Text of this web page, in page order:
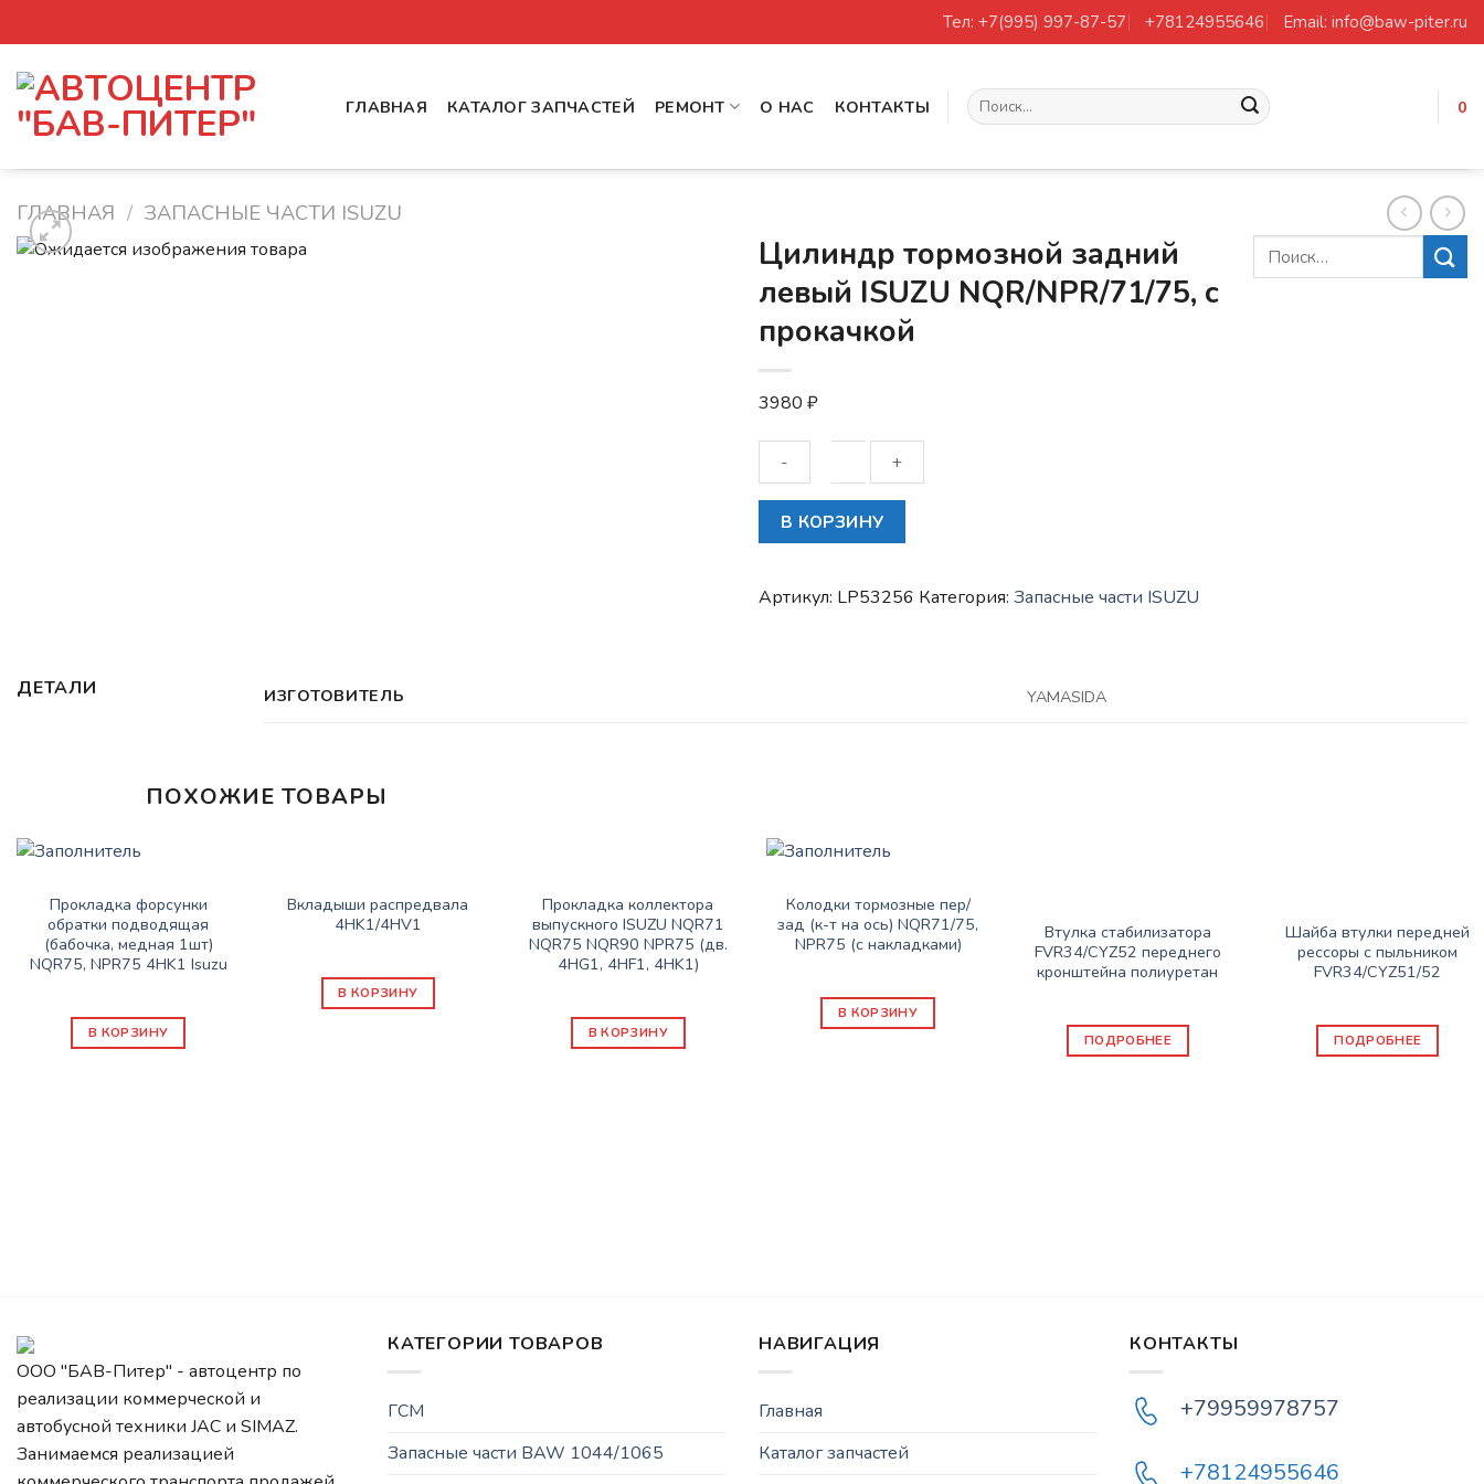
to
content
Тел: +7(995) 997-87-57 +78124955646 Email: info@baw-piter.ru
ГЛАВНАЯ КАТАЛОГ ЗАПЧАСТЕЙ РЕМОНТ О НАС КОНТАКТЫ Искать: 0
ГЛАВНАЯ / ЗАПАСНЫЕ ЧАСТИ ISUZU
Цилиндр тормозной задний
левый ISUZU NQR/NPR/71/75, с
прокачкой
3980 ₽
Количество
тормозной
задний
В КОРЗИНУ
Артикул: LP53256 Категория: Запасные части ISUZU
ДЕТАЛИ ИЗГОТОВИТЕЛЬ YAMASIDA
ПОХОЖИЕ ТОВАРЫ
Прокладка форсунки
обратки подводящая
(бабочка, медная 1шт)
NQR75, NPR75 4HK1 Isuzu
В КОРЗИНУ
Вкладыши распредвала
4HK1/4HV1
В КОРЗИНУ
Прокладка коллектора
выпускного ISUZU NQR71
NQR75 NQR90 NPR75 (дв.
4HG1, 4HF1, 4HK1)
В КОРЗИНУ
Колодки тормозные пер/
зад (к-т на ось) NQR71/75,
NPR75 (с накладками)
В КОРЗИНУ
Втулка стабилизатора
FVR34/CYZ52 переднего
кронштейна полиуретан
ПОДРОБНЕЕ
Шайба втулки передней
рессоры с пыльником
FVR34/CYZ51/52
ПОДРОБНЕЕ
ООО "БАВ-Питер" - автоцентр по
реализации коммерческой и
автобусной техники JAC и SIMAZ.
Занимаемся реализацией
КАТЕГОРИИ ТОВАРОВ
ГСМ
Запасные части BAW 1044/1065
НАВИГАЦИЯ
Главная
Каталог запчастей
КОНТАКТЫ
+79959978757
+78124955646